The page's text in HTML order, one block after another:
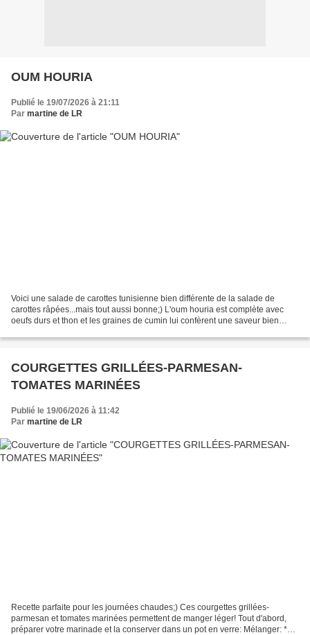
OUM HOURIA
Publié le 19/07/2026 à 21:11
Par martine de LR
Voici une salade de carottes tunisienne bien différente de la salade de
carottes râpées...mais tout aussi bonne;) L'oum houria est complète avec
oeufs durs et thon et les graines de cumin lui confèrent une saveur bien
COURGETTES GRILLÉES-PARMESAN-
TOMATES MARINÉES
Publié le 19/06/2026 à 11:42
Par martine de LR
Recette parfaite pour les journées chaudes;) Ces courgettes grillées-
parmesan et tomates marinées permettent de manger léger! Tout d'abord,
préparer votre marinade et la conserver dans un pot en verre: Mélanger: *8